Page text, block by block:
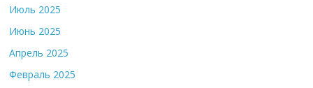
Июль 2025
Июнь 2025
Апрель 2025
Февраль 2025